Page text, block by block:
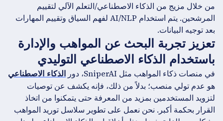
من خلال مزيج من الذكاء الاصطناعي/التعلم الآلي لتقييم
المرشحين. يتم استخدام AI/NLP لفهم السياق وتقييم المهارات
بعد توجيه البيانات.
تعزيز تجربة البحث عن المواهب والإدارة
باستخدام الذكاء الاصطناعي التوليدي
في منصات ذكاء المواهب مثل SniperAI، دور الذكاء الاصطناعي
هو عدم تولي منصب؛ بدلاً من ذلك، فإنه يكشف عن توصيات
لتزويد المستخدمين بمزيد من المعرفة حتى يتمكنوا من اتخاذ
القرار بحكمة أكبر. نحن نعمل على تطوير سلاسل توريد المواهب